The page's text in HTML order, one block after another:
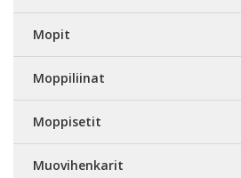
Mopit
Moppiliinat
Moppisetit
Muovihenkarit